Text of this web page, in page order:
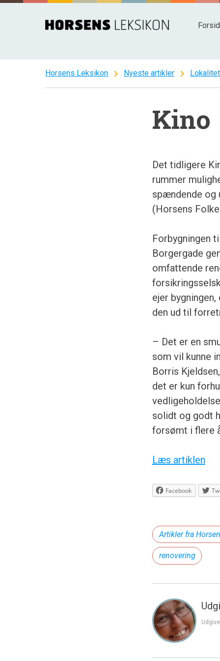
Spring
Horsens Leksikon chevron_right Nyeste artikler chevron_right
Kino
Det tidligere
rummer
spændende og
(Horsens
Forbygningen
Borgergade
omfattende
ejer
den ud til
– Det er en
som vil kunne
Borris
det er kun
solidt og godt
forsømt i flere
Læs artiklen
Facebook
Artikler fra
renovering